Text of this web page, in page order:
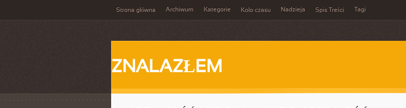
Strona główna Archiwum Kategorie Koło czasu Nadzieja Spis Treści Tagi
ZNALAZŁEM